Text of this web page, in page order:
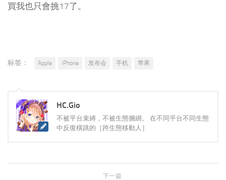
買我也只會挑17了。
标签： Apple iPhone 发布会 手机 苹果
HC.Gio
不被平台束縛，不被生態捆綁。 在不同平台不同生態
中反復橫跳的［跨生態移動人］
下一篇